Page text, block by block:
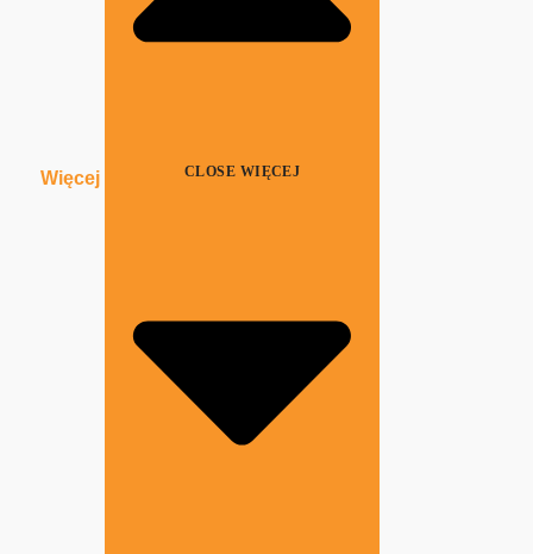
Więcej CLOSE WIĘCEJ